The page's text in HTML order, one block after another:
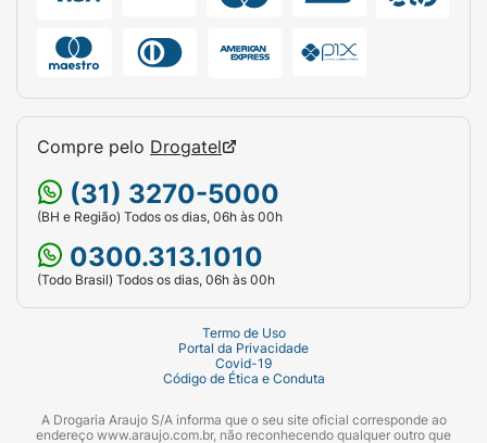
colecionável.
Compre pelo Drogatel
(31) 3270-5000
(BH e Região) Todos os dias, 06h às 00h
0300.313.1010
(Todo Brasil) Todos os dias, 06h às 00h
Termo de Uso
Portal da Privacidade
Covid-19
Código de Ética e Conduta
A Drogaria Araujo S/A informa que o seu site oficial corresponde ao
endereço www.araujo.com.br, não reconhecendo qualquer outro que